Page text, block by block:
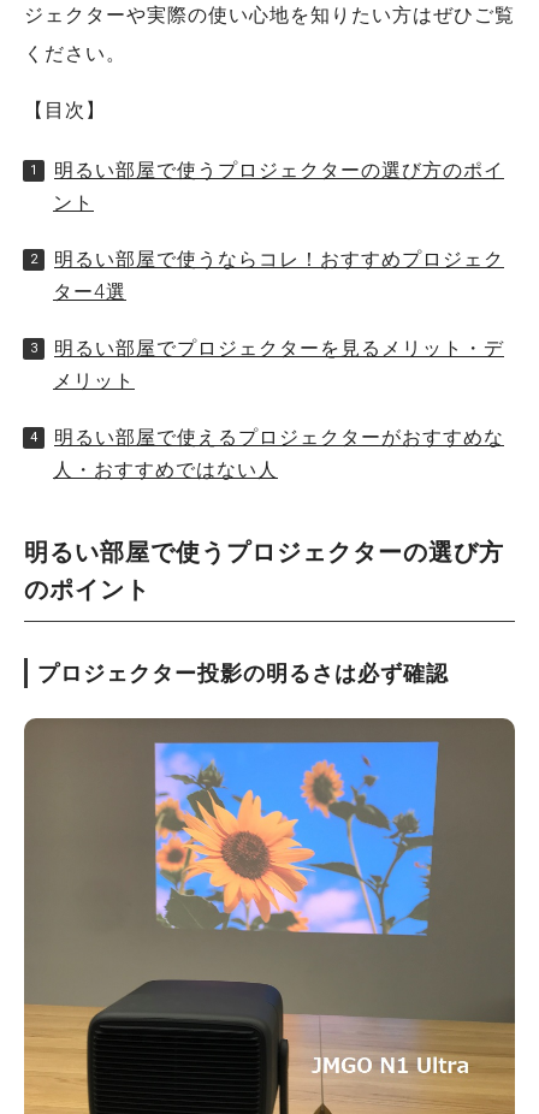
ジェクターや実際の使い心地を知りたい方はぜひご覧
ください。
【目次】
明るい部屋で使うプロジェクターの選び方のポイ
ント
明るい部屋で使うならコレ！おすすめプロジェク
ター4選
明るい部屋でプロジェクターを見るメリット・デ
メリット
明るい部屋で使えるプロジェクターがおすすめな
人・おすすめではない人
明るい部屋で使うプロジェクターの選び方
のポイント
プロジェクター投影の明るさは必ず確認